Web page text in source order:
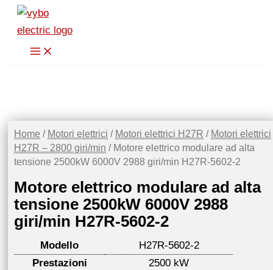
Vai
contenuto
Home / Motori elettrici / Motori elettrici H27R / Motori elettrici
H27R – 2800 giri/min / Motore elettrico modulare ad alta
tensione 2500kW 6000V 2988 giri/min H27R-5602-2
Motore elettrico modulare ad alta
tensione 2500kW 6000V 2988
giri/min H27R-5602-2
Modello
H27R-5602-2
Prestazioni
2500 kW